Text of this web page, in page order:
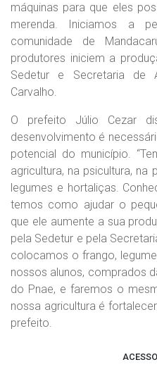
máquinas para que eles
merenda. Iniciamos a
comunidade de
produtores iniciem a
Sedetur e Secretaria de
Carvalho.
O prefeito Júlio Cezar
desenvolvimento é
potencial do município.
agricultura, na psicultura, na
legumes e hortaliças.
temos como ajudar o
que ele aumente a sua
pela Sedetur e pela
colocamos o frango,
nossos alunos, comprados
do Pnae, e faremos o
nossa agricultura é
prefeito.